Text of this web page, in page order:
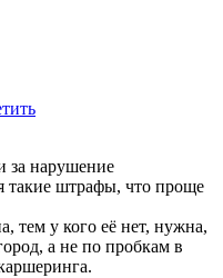
за нарушение
такие штрафы, что проще
тем у кого её нет, нужна,
а не по пробкам в